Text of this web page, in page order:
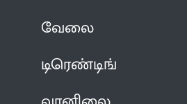
வேலை
டிரெண்டிங்